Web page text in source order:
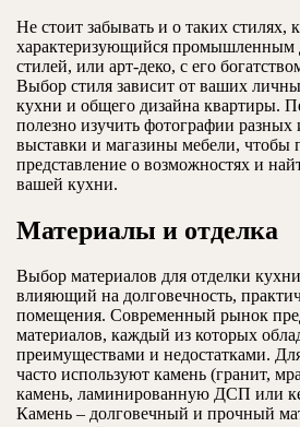
Не стоит забывать и о таких стилях,
характеризующийся промышленным
стилей, или арт-деко, с его
Выбор стиля зависит от ваших
кухни и общего дизайна квартиры.
полезно изучить фотографии разных
выставки и магазины мебели, чтобы
представление о возможностях и
вашей кухни.
Материалы и отделка
Выбор материалов для отделки
влияющий на долговечность,
помещения. Современный рынок
материалов, каждый из которых
преимуществами и недостатками.
часто используют камень (гранит,
камень, ламинированную ДСП или
Камень – долговечный и прочный